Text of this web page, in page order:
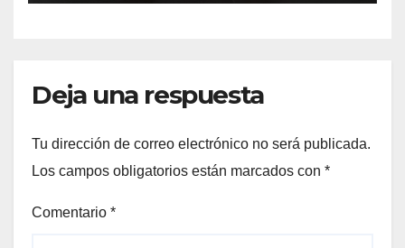
Deja una respuesta
Tu dirección de correo electrónico no será publicada.
Los campos obligatorios están marcados con *
Comentario *